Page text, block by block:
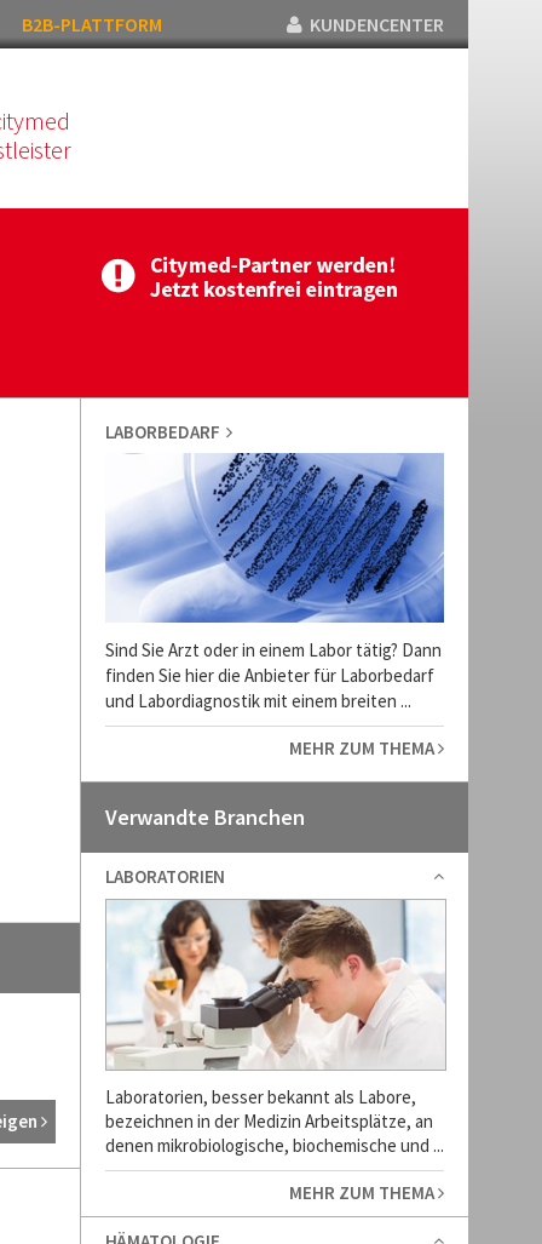
B2B-PLATTFORM KUNDENCENTER
LABORBEDARF
Sind Sie Arzt oder in einem Labor tätig? Dann
finden Sie hier die Anbieter für Laborbedarf
und Labordiagnostik mit einem breiten ...
MEHR ZUM THEMA
Verwandte Branchen
LABORATORIEN
Laboratorien, besser bekannt als Labore,
bezeichnen in der Medizin Arbeitsplätze, an
denen mikrobiologische, biochemische und ...
MEHR ZUM THEMA